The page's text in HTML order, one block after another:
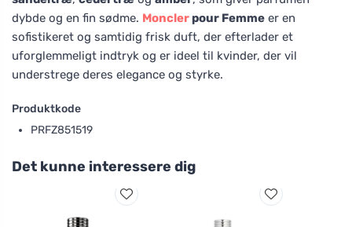
dybde og en fin sødme. Moncler pour Femme er en
sofistikeret og samtidig frisk duft, der efterlader et
uforglemmeligt indtryk og er ideel til kvinder, der vil
understrege deres elegance og styrke.
Produktkode
PRFZ851519
Det kunne interessere dig